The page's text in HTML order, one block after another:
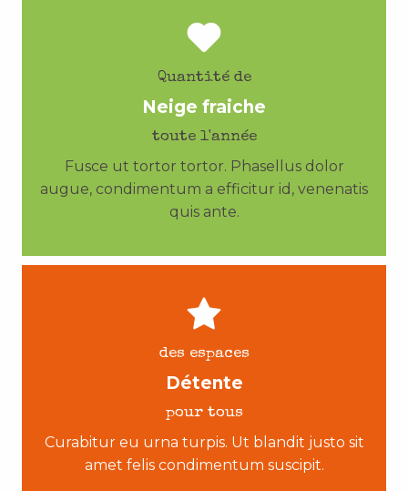
Quantité de
Neige fraiche
toute l'année
Fusce ut tortor tortor. Phasellus dolor
augue, condimentum a efficitur id, venenatis
quis ante.
des espaces
Détente
pour tous
Curabitur eu urna turpis. Ut blandit justo sit
amet felis condimentum suscipit.